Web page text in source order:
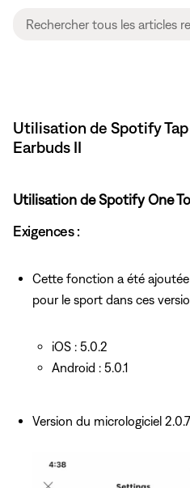
Utilisation de Spotify
Earbuds II
Utilisation de Spotify One
Exigences :
Cette fonction a été
pour le sport dans ces
iOS : 5.0.2
Android : 5.0.1
Version du micrologiciel 2.0.7